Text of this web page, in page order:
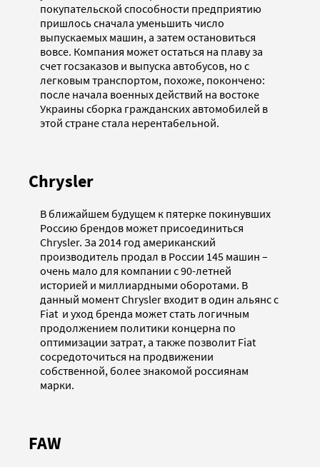
покупательской способности предприятию
пришлось сначала уменьшить число
выпускаемых машин, а затем остановиться
вовсе. Компания может остаться на плаву за
счет госзаказов и выпуска автобусов, но с
легковым транспортом, похоже, покончено:
после начала военных действий на востоке
Украины сборка гражданских автомобилей в
этой стране стала нерентабельной.
Chrysler
В ближайшем будущем к пятерке покинувших
Россию брендов может присоединиться
Chrysler. За 2014 год американский
производитель продал в России 145 машин –
очень мало для компании с 90-летней
историей и миллиардными оборотами. В
данный момент Chrysler входит в один альянс с
Fiat и уход бренда может стать логичным
продолжением политики концерна по
оптимизации затрат, а также позволит Fiat
сосредоточиться на продвижении
собственной, более знакомой россиянам
марки.
FAW